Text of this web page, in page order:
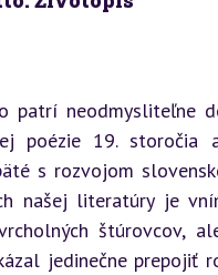
patrí neodmysliteľne
poézie 19. storočia
s rozvojom
našej literatúry je
štúrovcov,
jedinečne prepojiť